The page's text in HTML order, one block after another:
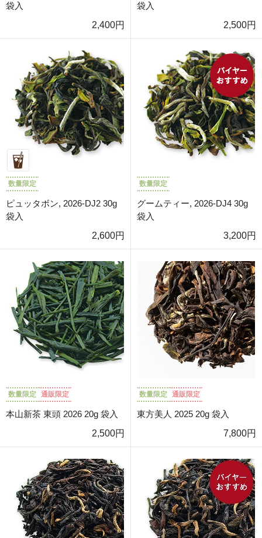
袋入
2,400円
袋入
2,500円
数量限定
ピュッタボン, 2026-DJ2 30g
袋入
2,600円
数量限定
グームティー, 2026-DJ4 30g
袋入
3,200円
数量限定 通販限定
本山新茶 東頭 2026 20g 袋入
2,500円
数量限定 通販限定
東方美人 2025 20g 袋入
7,800円